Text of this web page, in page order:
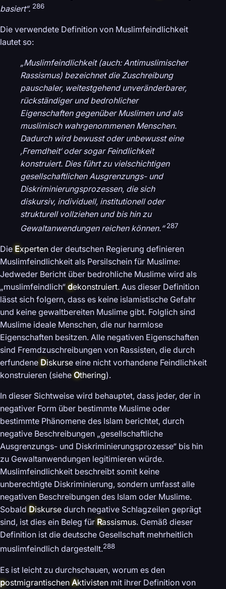
basiert“. 286
Die verwendete Definition von Muslimfeindlichkeit
lautet so:
„Muslimfeindlichkeit (auch: Antimuslimischer
Rassismus) bezeichnet die Zuschreibung
pauschaler, weitestgehend unveränderbarer,
rückständiger und bedrohlicher
Eigenschaften gegenüber Muslimen und als
muslimisch wahrgenommenen Menschen.
Dadurch wird bewusst oder unbewusst eine
‚Fremdheit‘ oder sogar Feindlichkeit
konstruiert. Dies führt zu vielschichtigen
gesellschaftlichen Ausgrenzungs- und
Diskriminierungsprozessen, die sich
diskursiv, individuell, institutionell oder
strukturell vollziehen und bis hin zu
Gewaltanwendungen reichen können.“ 287
Die Experten der deutschen Regierung definieren
Muslimfeindlichkeit als Persilschein für Muslime:
Jedweder Bericht über bedrohliche Muslime wird als
„muslimfeindlich“ dekonstruiert. Aus dieser Definition
lässt sich folgern, dass es keine islamistische Gefahr
und keine gewaltbereiten Muslime gibt. Folglich sind
Muslime ideale Menschen, die nur harmlose
Eigenschaften besitzen. Alle negativen Eigenschaften
sind Fremdzuschreibungen von Rassisten, die durch
erfundene Diskurse eine nicht vorhandene Feindlichkeit
konstruieren (siehe Othering).
In dieser Sichtweise wird behauptet, dass jeder, der in
negativer Form über bestimmte Muslime oder
bestimmte Phänomene des Islam berichtet, durch
negative Beschreibungen „gesellschaftliche
Ausgrenzungs- und Diskriminierungsprozesse“ bis hin
zu Gewaltanwendungen legitimieren würde.
Muslimfeindlichkeit beschreibt somit keine
unberechtigte Diskriminierung, sondern umfasst alle
negativen Beschreibungen des Islam oder Muslime.
Sobald Diskurse durch negative Schlagzeilen geprägt
sind, ist dies ein Beleg für Rassismus. Gemäß dieser
Definition ist die deutsche Gesellschaft mehrheitlich
muslimfeindlich dargestellt.288
Es ist leicht zu durchschauen, worum es den
postmigrantischen Aktivisten mit ihrer Definition von